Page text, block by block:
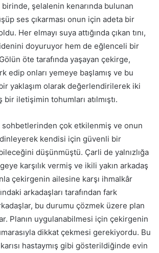
şelalenin kenarında bulunan
ses çıkarması onun için adeta bir
Her elmayı suya attığında çıkan tını,
doyuruyor hem de eğlenceli bir
öte tarafında yaşayan çekirge,
edip onları yemeye başlamış ve bu
yaklaşım olarak değerlendirilerek iki
bir iletişimin tohumları atılmıştı.
sohbetlerinden çok etkilenmiş ve onun
kendisi için güvenli bir
düşünmüştü. Çarli de yalnızlığa
karşılık vermiş ve ikili yakın arkadaş
çekirgenin ailesine karşı ihmalkâr
arkadaşları tarafından fark
bu durumu çözmek üzere plan
Planın uygulanabilmesi için çekirgenin
dikkat çekmesi gerekiyordu. Bu
hastaymış gibi gösterildiğinde evin